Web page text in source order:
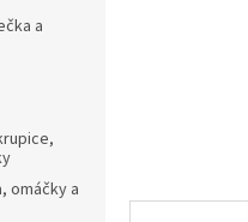
a
omáčky a